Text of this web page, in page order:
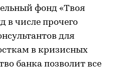
фонд «Твоя
в числе прочего
для
в кризисных
банка позволит все